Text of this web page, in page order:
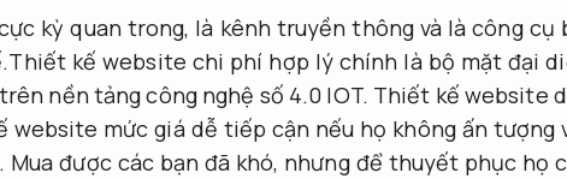
kỳ quan trong, là kênh truyền thông và là công
kế website chi phí hợp lý chính là bộ mặt đại
nền tảng công nghệ số 4.0 IOT. Thiết kế website
website mức giá dễ tiếp cận nếu họ không ấn tượng
Mua được các bạn đã khó, nhưng để thuyết phục họ